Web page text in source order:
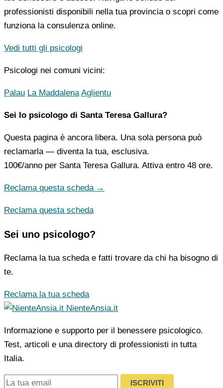
professionisti disponibili nella tua provincia o scopri come
funziona la consulenza online.
Vedi tutti gli psicologi
Psicologi nei comuni vicini:
Palau La Maddalena Aglientu
Sei lo psicologo di Santa Teresa Gallura?
Questa pagina è ancora libera. Una sola persona può
reclamarla — diventa la tua, esclusiva.
100€/anno per Santa Teresa Gallura. Attiva entro 48 ore.
Reclama questa scheda →
Reclama questa scheda
Sei uno psicologo?
Reclama la tua scheda e fatti trovare da chi ha bisogno di
te.
Reclama la tua scheda
NienteAnsia.it
Informazione e supporto per il benessere psicologico.
Test, articoli e una directory di professionisti in tutta
Italia.
ISCRIVITI